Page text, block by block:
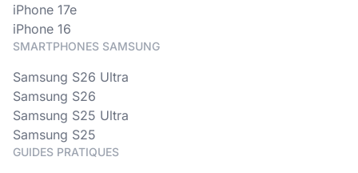
iPhone 17e
iPhone 16
SMARTPHONES SAMSUNG
Samsung S26 Ultra
Samsung S26
Samsung S25 Ultra
Samsung S25
GUIDES PRATIQUES